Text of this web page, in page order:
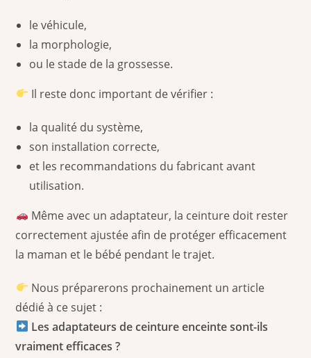
le véhicule,
la morphologie,
ou le stade de la grossesse.
Il reste donc important de vérifier :
la qualité du système,
son installation correcte,
et les recommandations du fabricant avant
utilisation.
Même avec un adaptateur, la ceinture doit rester
correctement ajustée afin de protéger efficacement
la maman et le bébé pendant le trajet.
Nous préparerons prochainement un article
dédié à ce sujet :
Les adaptateurs de ceinture enceinte sont-ils
vraiment efficaces ?